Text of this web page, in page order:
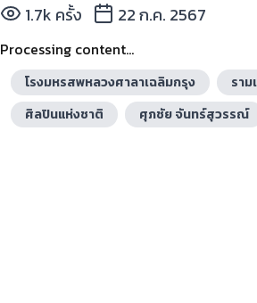
1.7k ครั้ง 22 ก.ค. 2567
Processing content...
โรงมหรสพหลวงศาลาเฉลิมกรุง ราม
ศิลปินแห่งชาติ
ศุภชัย จันทร์สุวรรณ์